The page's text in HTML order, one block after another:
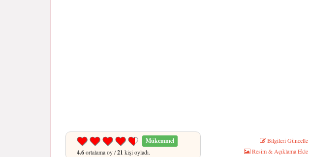
Mükemmel
4.6ortalama oy /21 kişi oyladı.
Bilgileri Güncelle
Resim & Açıklama Ekle